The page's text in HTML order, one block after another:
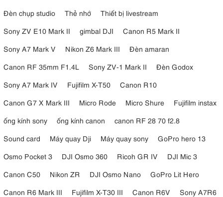
Đèn chụp studio
Thẻ nhớ
Thiết bị livestream
Sony ZV E10 Mark II
gimbal DJI
Canon R5 Mark II
Sony A7 Mark V
Nikon Z6 Mark III
Đèn amaran
Canon RF 35mm F1.4L
Sony ZV-1 Mark II
Đèn Godox
Sony A7 Mark IV
Fujifilm X-T50
Canon R10
Canon G7 X Mark III
Micro Rode Micro Shure
Fujifilm instax
ống kính sony
ống kính canon
canon RF 28 70 f2.8
Sound card
Máy quay Dji Máy quay sony
GoPro hero 13
Osmo Pocket 3
DJI Osmo 360 Ricoh GR IV
DJI Mic 3
Canon C50
Nikon ZR DJI Osmo Nano
GoPro Lit Hero
Canon R6 Mark III
Fujifilm X-T30 III Canon R6V
Sony A7R6